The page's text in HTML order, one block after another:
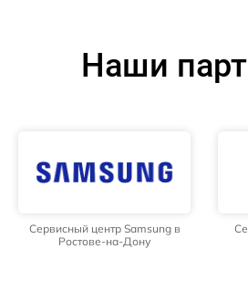
Наши
Сервисный центр Samsung в
Ростове-на-Дону